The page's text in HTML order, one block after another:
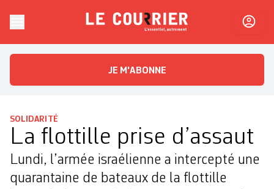
Le CourrierL'essentiel, autrement
JE M'ABONNE
SOLIDARITÉ
La flottille prise d’assaut
Lundi, l’armée israélienne a intercepté une
quarantaine de bateaux de la flottille